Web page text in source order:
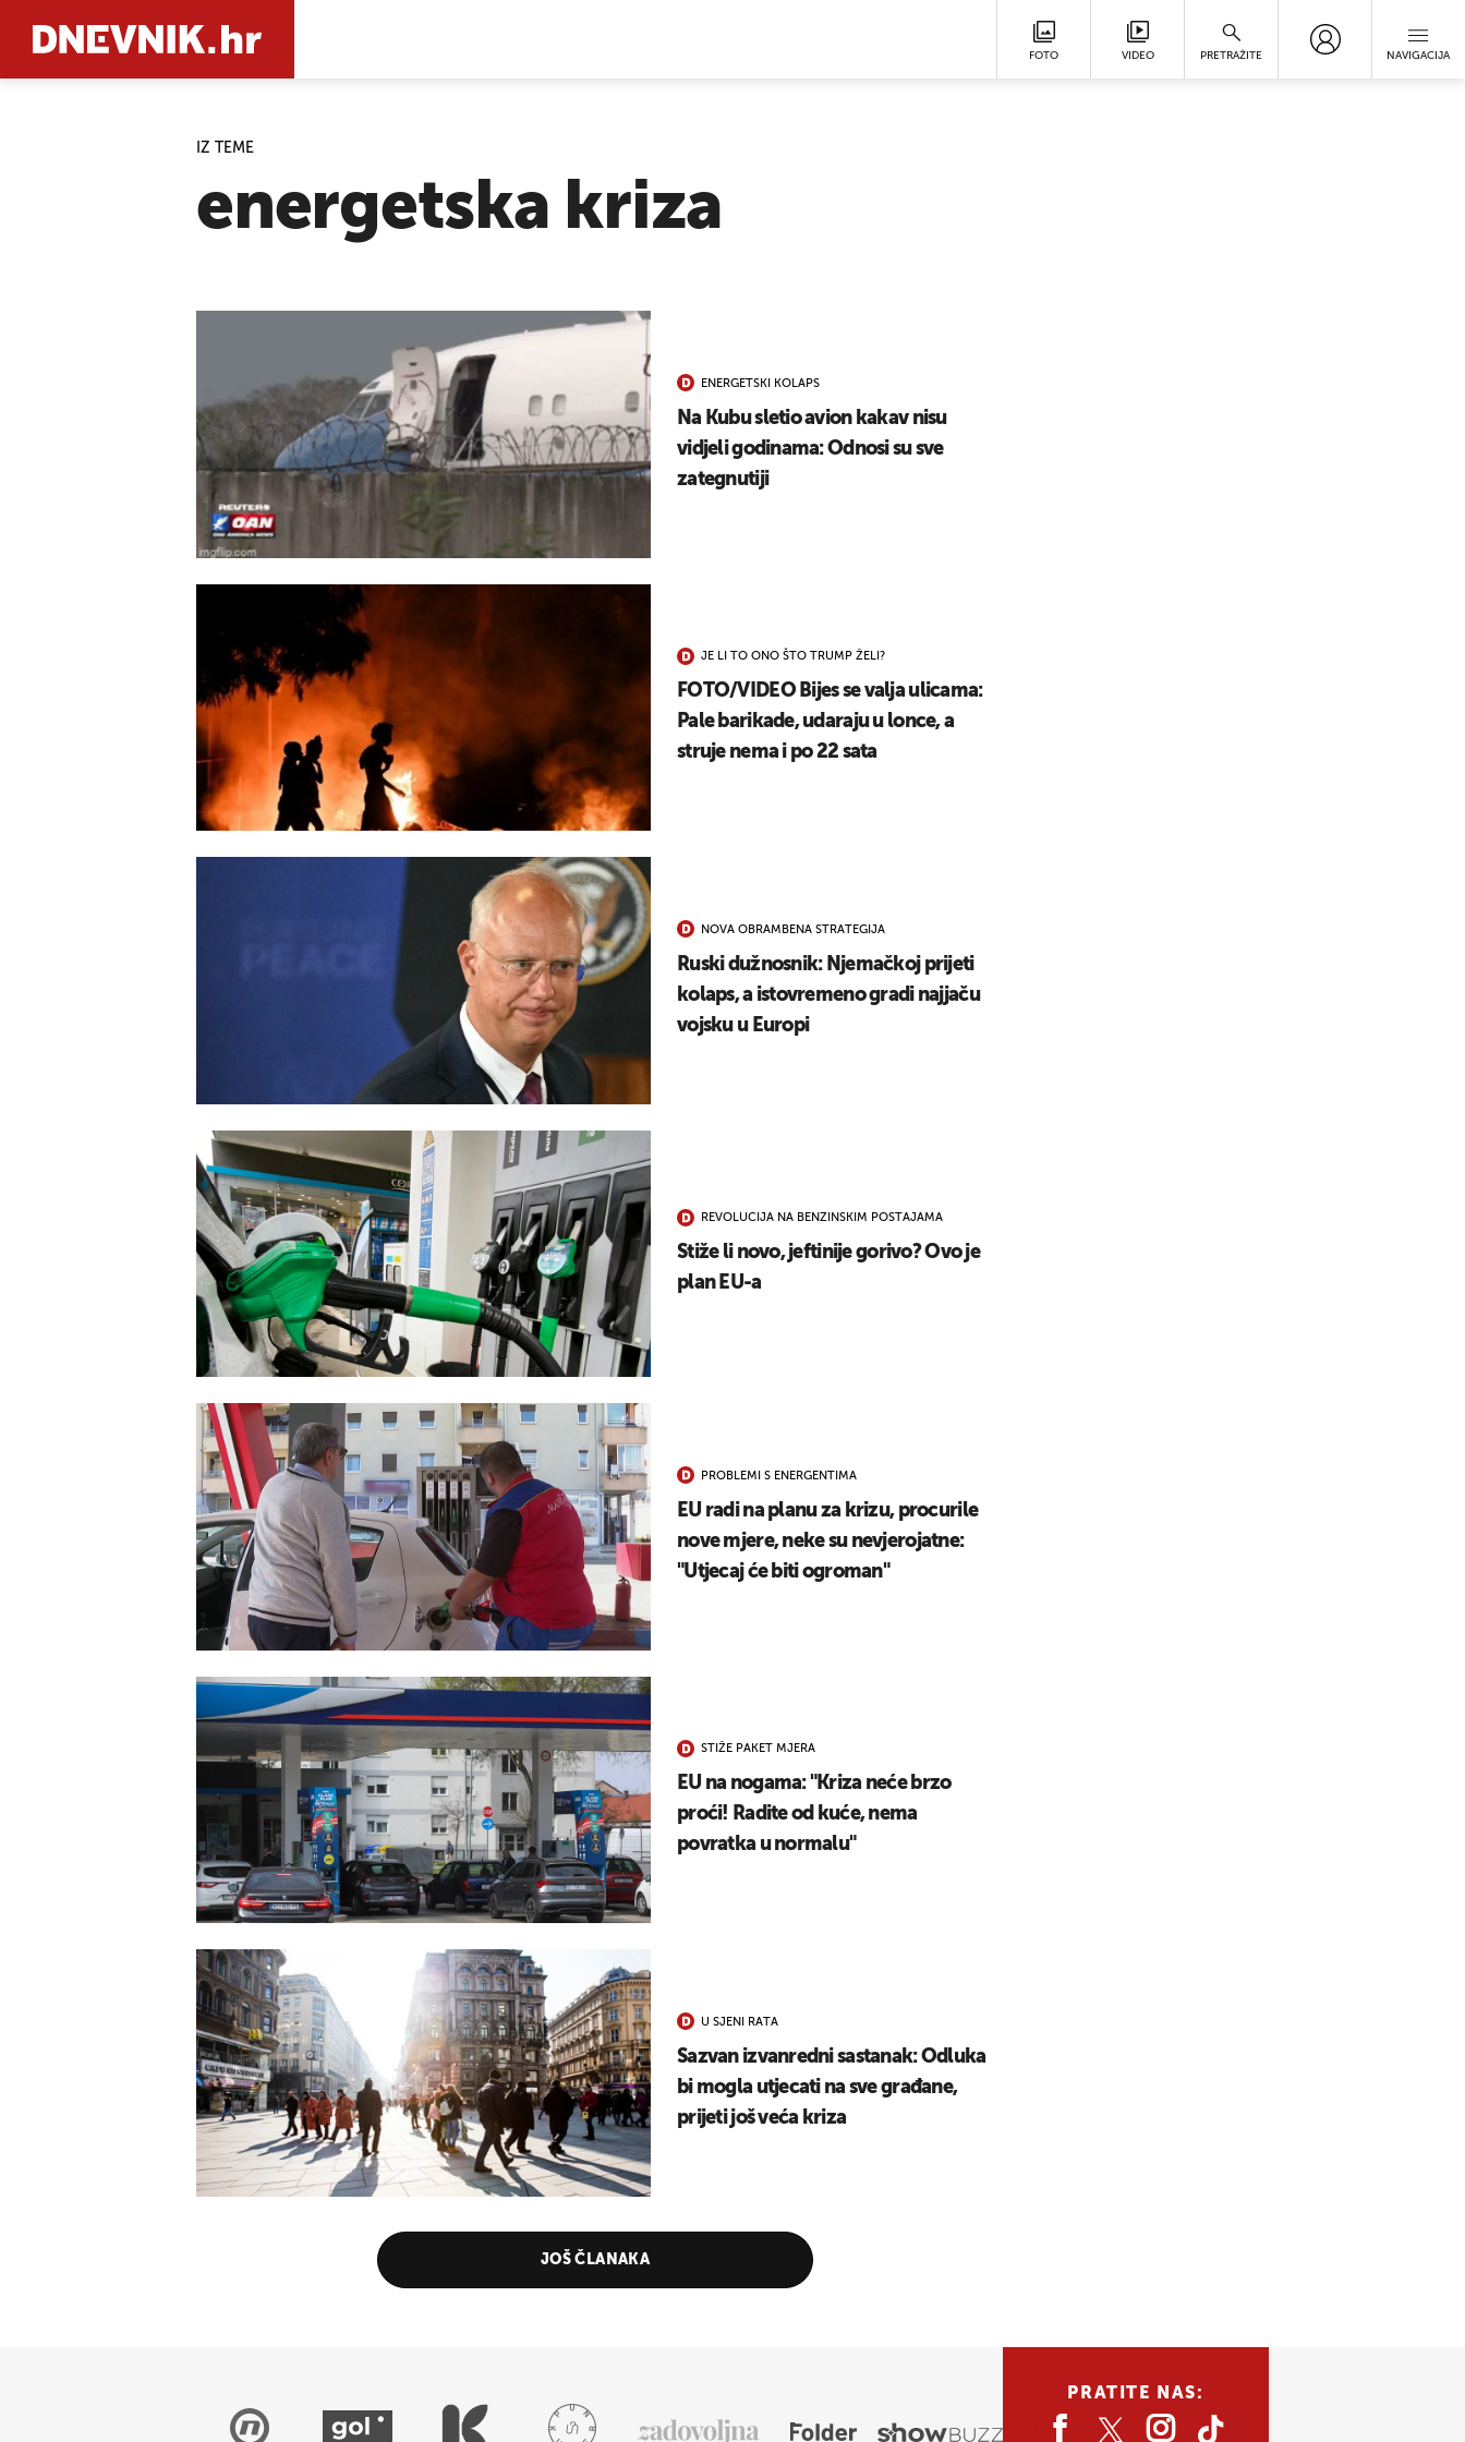
FOTO VIDEO PRETRAŽITE NAVIGACIJA
IZ TEME
energetska kriza
ENERGETSKI KOLAPS
Na Kubu sletio avion kakav nisu
vidjeli godinama: Odnosi su sve
zategnutiji
JE LI TO ONO ŠTO TRUMP ŽELI?
FOTO/VIDEO Bijes se valja ulicama:
Pale barikade, udaraju u lonce, a
struje nema i po 22 sata
NOVA OBRAMBENA STRATEGIJA
Ruski dužnosnik: Njemačkoj prijeti
kolaps, a istovremeno gradi najjaču
vojsku u Europi
REVOLUCIJA NA BENZINSKIM POSTAJAMA
Stiže li novo, jeftinije gorivo? Ovo je
plan EU-a
PROBLEMI S ENERGENTIMA
EU radi na planu za krizu, procurile
nove mjere, neke su nevjerojatne:
"Utjecaj će biti ogroman"
STIŽE PAKET MJERA
EU na nogama: "Kriza neće brzo
proći! Radite od kuće, nema
povratka u normalu"
U SJENI RATA
Sazvan izvanredni sastanak: Odluka
bi mogla utjecati na sve građane,
prijeti još veća kriza
JOŠ ČLANAKA
PRATITE NAS:
UKLJUČITE NOTIFIKACIJE